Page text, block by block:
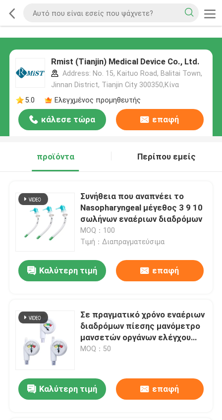
Rmist (Tianjin) Medical Device Co., Ltd.
Address: No. 15, Kaituo Road, Balitai Town,
Jinnan District, Tianjin City 300350,Κίνα
5.0
Ελεγχμένος προμηθευτής
κάλεσε τώρα επαφή
προϊόντα Περίπου εμείς
Συνήθεια που αναπνέει το
Nasopharyngeal μέγεθος 3 9 10
σωλήνων εναέριων διαδρόμων
MOQ：100
Τιμή：Διαπραγματεύσιμα
Καλύτερη τιμή επαφή
Σε πραγματικό χρόνο εναέριων
διαδρόμων πίεσης μανόμετρο
μανσετών οργάνων ελέγχου
μίας χρήσης
MOQ：50
Καλύτερη τιμή επαφή